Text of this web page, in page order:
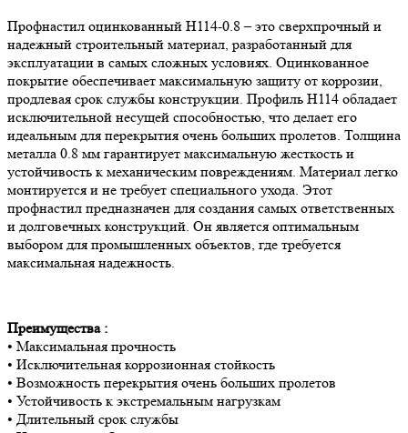
Профнастил оцинкованный H114-0.8 – это сверхпрочный и
надежный строительный материал, разработанный для
эксплуатации в самых сложных условиях. Оцинкованное
покрытие обеспечивает максимальную защиту от коррозии,
продлевая срок службы конструкции. Профиль H114 обладает
исключительной несущей способностью, что делает его
идеальным для перекрытия очень больших пролетов. Толщина
металла 0.8 мм гарантирует максимальную жесткость и
устойчивость к механическим повреждениям. Материал легко
монтируется и не требует специального ухода. Этот
профнастил предназначен для создания самых ответственных
и долговечных конструкций. Он является оптимальным
выбором для промышленных объектов, где требуется
максимальная надежность.
Преимущества :
• Максимальная прочность
• Исключительная коррозионная стойкость
• Возможность перекрытия очень больших пролетов
• Устойчивость к экстремальным нагрузкам
• Длительный срок службы